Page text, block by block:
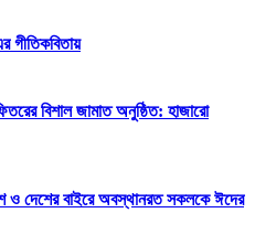
গীতিকবিতায়
বিশাল জামাত অনুষ্ঠিত: হাজারো
ও দেশের বাইরে অবস্থানরত সকলকে ঈদের